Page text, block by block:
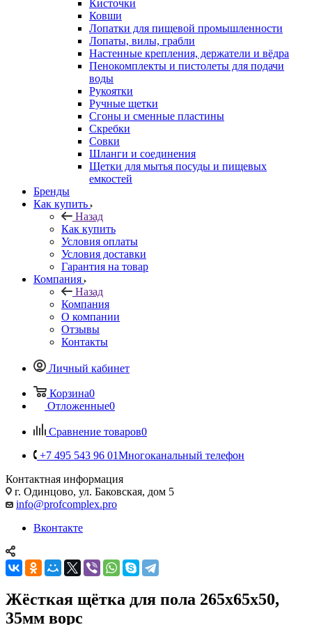
Кисточки
Ковши
Лопатки для пищевой промышленности
Лопаты, вилы, грабли
Настенные крепления, держатели и вёдра
Пенокомплекты и пистолеты для подачи
воды
Рукоятки
Ручные щетки
Сгоны и сменные пластины
Скребки
Совки
Шланги и соединения
Щетки для мытья посуды и пищевых
емкостей
Бренды
Как купить
Назад
Как купить
Условия оплаты
Условия доставки
Гарантия на товар
Компания
Назад
Компания
О компании
Отзывы
Контакты
Личный кабинет
Корзина0
Отложенные0
Сравнение товаров0
+7 495 543 96 01Многоканальный телефон
Контактная информация
г. Одинцово, ул. Баковская, дом 5
info@profcomplex.pro
Вконтакте
Жёсткая щётка для пола 265х65х50,
35мм ворс